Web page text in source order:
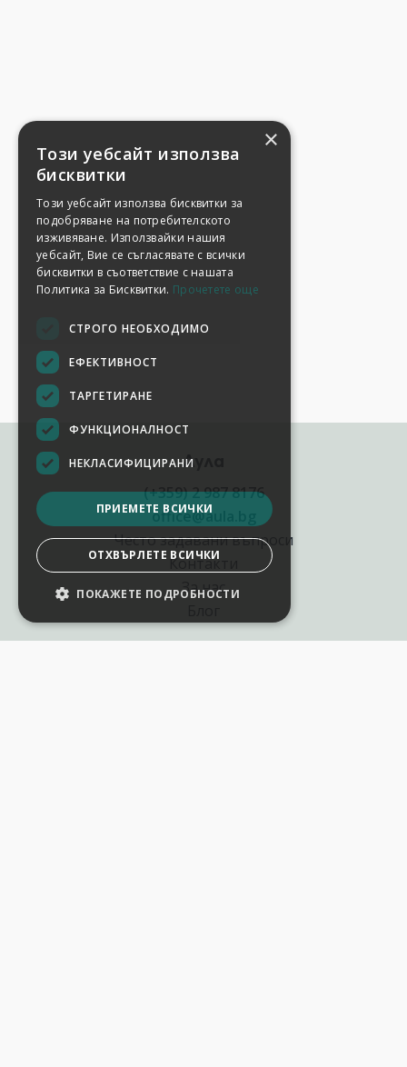
Аула
(+359) 2 987 8176
office@aula.bg
Често задавани въпроси
Контакти
За нас
×
Този уебсайт използва
бисквитки
Този уебсайт използва бисквитки за
подобряване на потребителското
изживяване. Използвайки нашия
уебсайт, Вие се съгласявате с всички
бисквитки в съответствие с нашата
Политика за Бисквитки. Прочетете още
СТРОГО НЕОБХОДИМО
ЕФЕКТИВНОСТ
ТАРГЕТИРАНЕ
ФУНКЦИОНАЛНОСТ
НЕКЛАСИФИЦИРАНИ
ПРИЕМЕТЕ ВСИЧКИ
ОТХВЪРЛЕТЕ ВСИЧКИ
ПОКАЖЕТЕ ПОДРОБНОСТИ